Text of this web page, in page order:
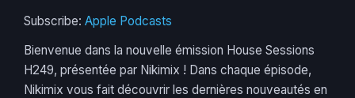
Subscribe: Apple Podcasts
Bienvenue dans la nouvelle émission House Sessions
H249, présentée par Nikimix ! Dans chaque épisode,
Nikimix vous fait découvrir les dernières nouveautés en